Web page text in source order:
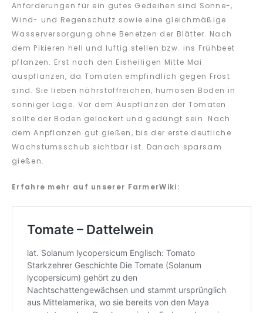
Anforderungen für ein gutes Gedeihen sind Sonne-,
Wind- und Regenschutz sowie eine gleichmäßige
Wasserversorgung ohne Benetzen der Blätter. Nach
dem Pikieren hell und luftig stellen bzw. ins Frühbeet
pflanzen. Erst nach den Eisheiligen Mitte Mai
auspflanzen, da Tomaten empfindlich gegen Frost
sind. Sie lieben nährstoffreichen, humosen Boden in
sonniger Lage. Vor dem Auspflanzen der Tomaten
sollte der Boden gelockert und gedüngt sein. Nach
dem Anpflanzen gut gießen, bis der erste deutliche
Wachstumsschub sichtbar ist. Danach sparsam
gießen.
Erfahre mehr auf unserer FarmerWiki: